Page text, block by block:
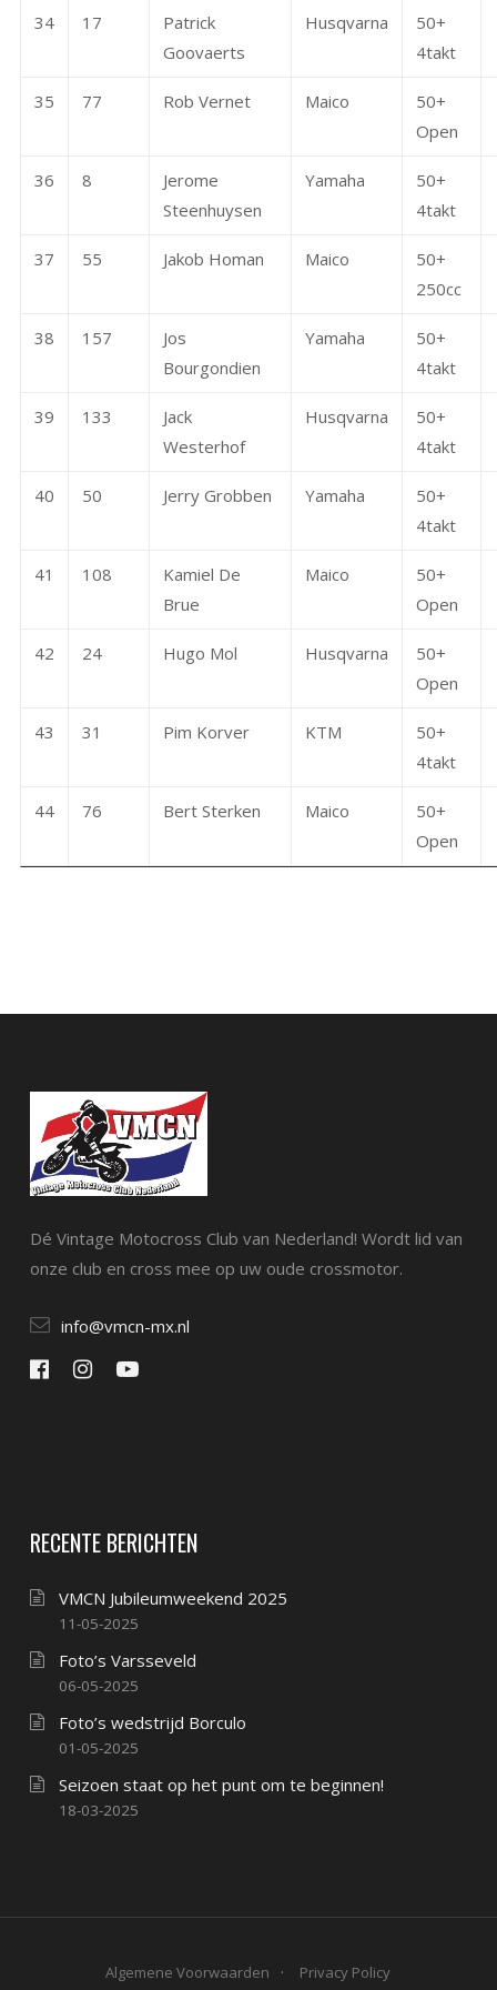
34 17
Patrick
Goovaerts
Husqvarna
50+
4takt
35 77 Rob Vernet Maico
50+
Open
36 8
Jerome
Steenhuysen
Yamaha
50+
4takt
37 55 Jakob Homan Maico
50+
250cc
38 157
Jos
Bourgondien
Yamaha
50+
4takt
39 133
Jack
Westerhof
Husqvarna
50+
4takt
40 50 Jerry Grobben Yamaha
50+
4takt
41 108
Kamiel De
Brue
Maico
50+
Open
42 24 Hugo Mol Husqvarna
50+
Open
43 31 Pim Korver KTM
50+
4takt
44 76 Bert Sterken Maico
50+
Open
Dé Vintage Motocross Club van Nederland! Wordt lid van
onze club en cross mee op uw oude crossmotor.
info@vmcn-mx.nl
RECENTE BERICHTEN
VMCN Jubileumweekend 2025
11-05-2025
Foto’s Varsseveld
06-05-2025
Foto’s wedstrijd Borculo
01-05-2025
Seizoen staat op het punt om te beginnen!
18-03-2025
Algemene Voorwaarden Privacy Policy